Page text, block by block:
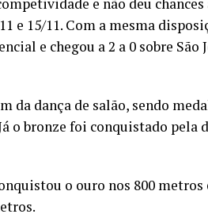
e 15/11. Com a mesma
e chegou a 2 a 0 sobre São
dança de salão, sendo
o bronze foi conquistado pela
o ouro nos 800 metros